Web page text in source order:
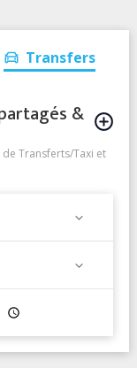
Transfers
&
Transferts/Taxi et